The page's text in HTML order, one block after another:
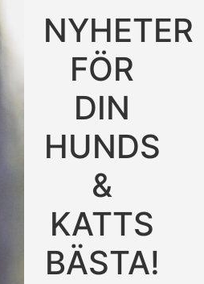
NYHETER
FÖR
DIN
HUNDS
&
KATTS
BÄSTA!